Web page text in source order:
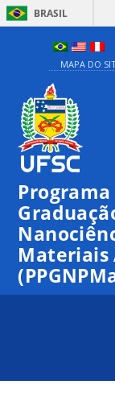
BRASIL
MAPA DO
Programa
Materiais